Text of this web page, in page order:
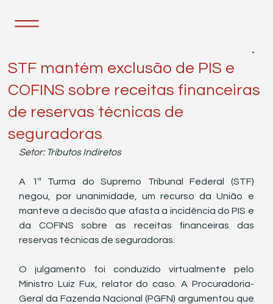
STF mantém exclusão de PIS e
COFINS sobre receitas financeiras
de reservas técnicas de
seguradoras
Setor: Tributos Indiretos
A 1ª Turma do Supremo Tribunal Federal (STF)
negou, por unanimidade, um recurso da União e
manteve a decisão que afasta a incidência do PIS e
da COFINS sobre as receitas financeiras das
reservas técnicas de seguradoras.
O julgamento foi conduzido virtualmente pelo
Ministro Luiz Fux, relator do caso. A Procuradoria-
Geral da Fazenda Nacional (PGFN) argumentou que